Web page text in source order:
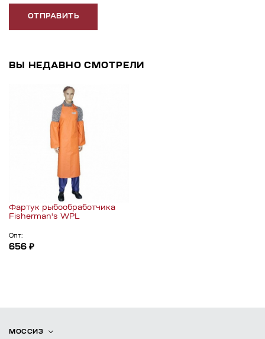
ОТПРАВИТЬ
ВЫ НЕДАВНО СМОТРЕЛИ
Фартук рыбообработчика
Fisherman's WPL
Опт:
656 ₽
МОССИЗ